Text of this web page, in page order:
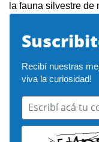
la fauna silvestre de
Recibí nuestras
viva la curiosidad!
Escribí acá tu